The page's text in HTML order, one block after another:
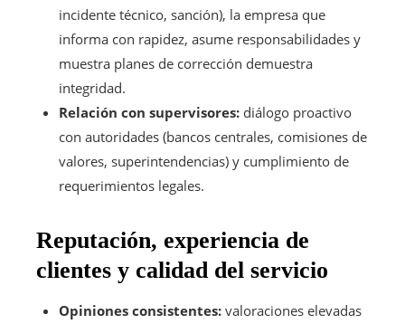
incidente técnico, sanción), la empresa que
informa con rapidez, asume responsabilidades y
muestra planes de corrección demuestra
integridad.
Relación con supervisores: diálogo proactivo
con autoridades (bancos centrales, comisiones de
valores, superintendencias) y cumplimiento de
requerimientos legales.
Reputación, experiencia de
clientes y calidad del servicio
Opiniones consistentes: valoraciones elevadas